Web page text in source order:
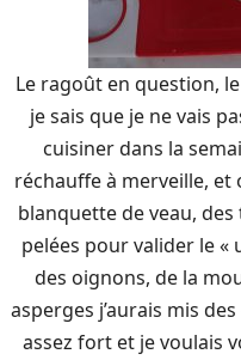
Le ragoût en question,
je sais que je ne vais
cuisiner dans la
réchauffe à merveille, et
blanquette de veau,
pelées pour valider le «
des oignons, de la
asperges j’aurais mis
assez fort et je voulais